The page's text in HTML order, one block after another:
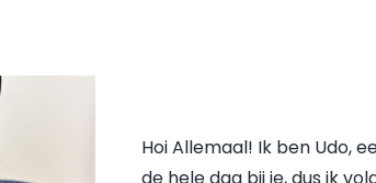
Hoi Allemaal! Ik ben Udo,